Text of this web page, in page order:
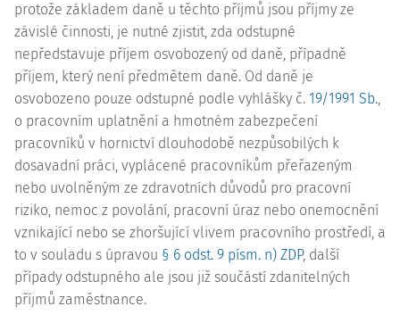
protože základem daně u těchto příjmů jsou příjmy ze
závislé činnosti, je nutné zjistit, zda odstupné
nepředstavuje příjem osvobozený od daně, případně
příjem, který není předmětem daně. Od daně je
osvobozeno pouze odstupné podle vyhlášky č. 19/1991 Sb.,
o pracovním uplatnění a hmotném zabezpečení
pracovníků v hornictví dlouhodobě nezpůsobilých k
dosavadní práci, vyplácené pracovníkům přeřazeným
nebo uvolněným ze zdravotních důvodů pro pracovní
riziko, nemoc z povolání, pracovní úraz nebo onemocnění
vznikající nebo se zhoršující vlivem pracovního prostředí, a
to v souladu s úpravou § 6 odst. 9 písm. n) ZDP, další
případy odstupného ale jsou již součástí zdanitelných
příjmů zaměstnance.